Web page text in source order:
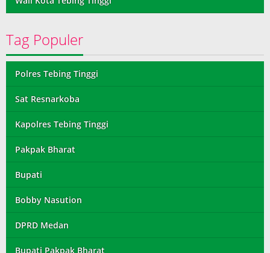
Tag Populer
Polres Tebing Tinggi
Sat Resnarkoba
Kapolres Tebing Tinggi
Pakpak Bharat
Bupati
Bobby Nasution
DPRD Medan
Bupati Pakpak Bharat